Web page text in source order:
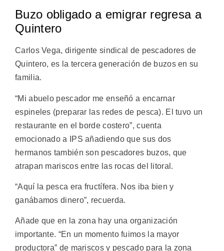
Buzo obligado a emigrar regresa a
Quintero
Carlos Vega, dirigente sindical de pescadores de
Quintero, es la tercera generación de buzos en su
familia.
“Mi abuelo pescador me enseñó a encarnar
espineles (preparar las redes de pesca). El tuvo un
restaurante en el borde costero”, cuenta
emocionado a IPS añadiendo que sus dos
hermanos también son pescadores buzos, que
atrapan mariscos entre las rocas del litoral.
“Aquí la pesca era fructífera. Nos iba bien y
ganábamos dinero”, recuerda.
Añade que en la zona hay una organización
importante. “En un momento fuimos la mayor
productora” de mariscos y pescado para la zona